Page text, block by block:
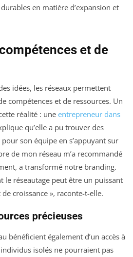
en matière d’expansion et
et de
idées, les réseaux permettent
compétences et de ressources. Un
réalité : une entrepreneur dans
qu’elle a pu trouver des
son équipe en s’appuyant sur
de mon réseau m’a recommandé
a transformé notre branding.
le réseautage peut être un puissant
croissance », raconte-t-elle.
précieuses
bénéficient également d’un accès à
isolés ne pourraient pas